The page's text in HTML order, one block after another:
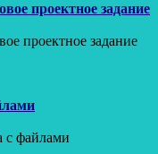
проектное задание
проектное задание
с файлами